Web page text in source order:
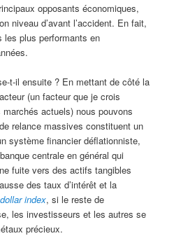
opposants économiques,
niveau d’avant l’accident. En fait,
les plus performants en
t-il ensuite ? En mettant de côté la
(un facteur que je crois
actuels) nous pouvons
relance massives constituent un
système financier déflationniste,
centrale en général qui
fuite vers des actifs tangibles
des taux d’intérêt et la
dollar index, si le reste de
les investisseurs et les autres se
précieux.